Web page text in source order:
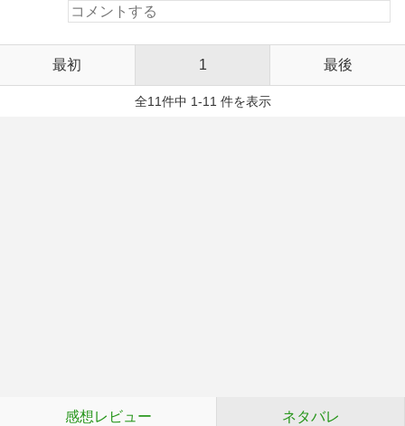
最初 1 最後
全11件中 1-11 件を表示
感想レビュー ネタバレ